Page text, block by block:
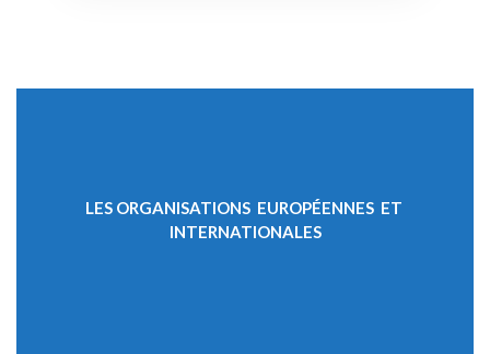
LES ORGANISATIONS EUROPÉENNES ET
INTERNATIONALES